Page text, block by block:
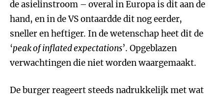
de asielinstroom – overal in Europa is dit aan de
hand, en in de VS ontaardde dit nog eerder,
sneller en heftiger. In de wetenschap heet dit de
‘peak of inflated expectations’. Opgeblazen
verwachtingen die niet worden waargemaakt.
De burger reageert steeds nadrukkelijk met wat